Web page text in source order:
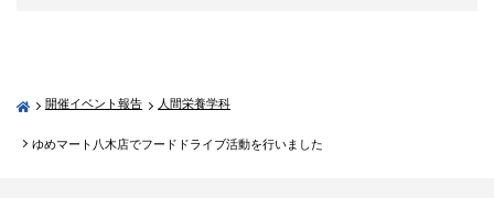
開催イベント報告 人間栄養学科
ゆめマート八木店でフードドライブ活動を行いました